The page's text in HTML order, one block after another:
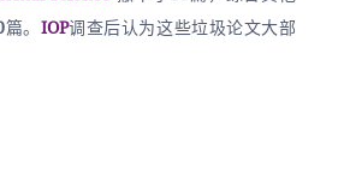
篇。 IOP调查后认为这些垃圾论文大部